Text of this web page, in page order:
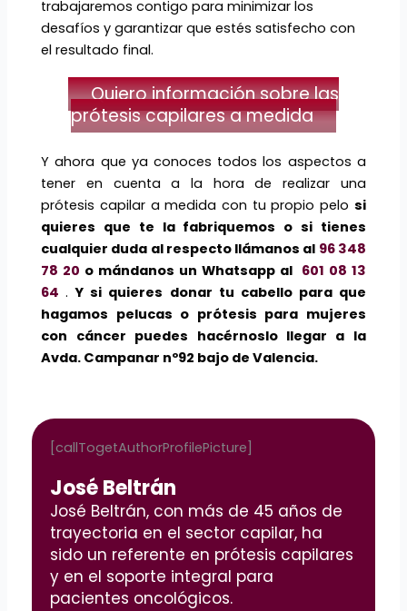
trabajaremos contigo para minimizar los
desafíos y garantizar que estés satisfecho con
el resultado final.
Quiero información sobre las
prótesis capilares a medida
Y ahora que ya conoces todos los aspectos a
tener en cuenta a la hora de realizar una
prótesis capilar a medida con tu propio pelo si
quieres que te la fabriquemos o si tienes
cualquier duda al respecto llámanos al 96 348
78 20 o mándanos un Whatsapp al 601 08 13
64 . Y si quieres donar tu cabello para que
hagamos pelucas o prótesis para mujeres
con cáncer puedes hacérnoslo llegar a la
Avda. Campanar nº92 bajo de Valencia.
[callTogetAuthorProfilePicture]
José Beltrán
José Beltrán, con más de 45 años de
trayectoria en el sector capilar, ha
sido un referente en prótesis capilares
y en el soporte integral para
pacientes oncológicos.